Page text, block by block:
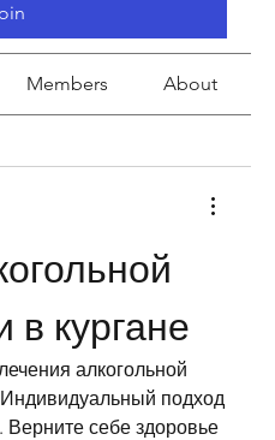
Members About
в кургане
алкогольной
подход
себе здоровье